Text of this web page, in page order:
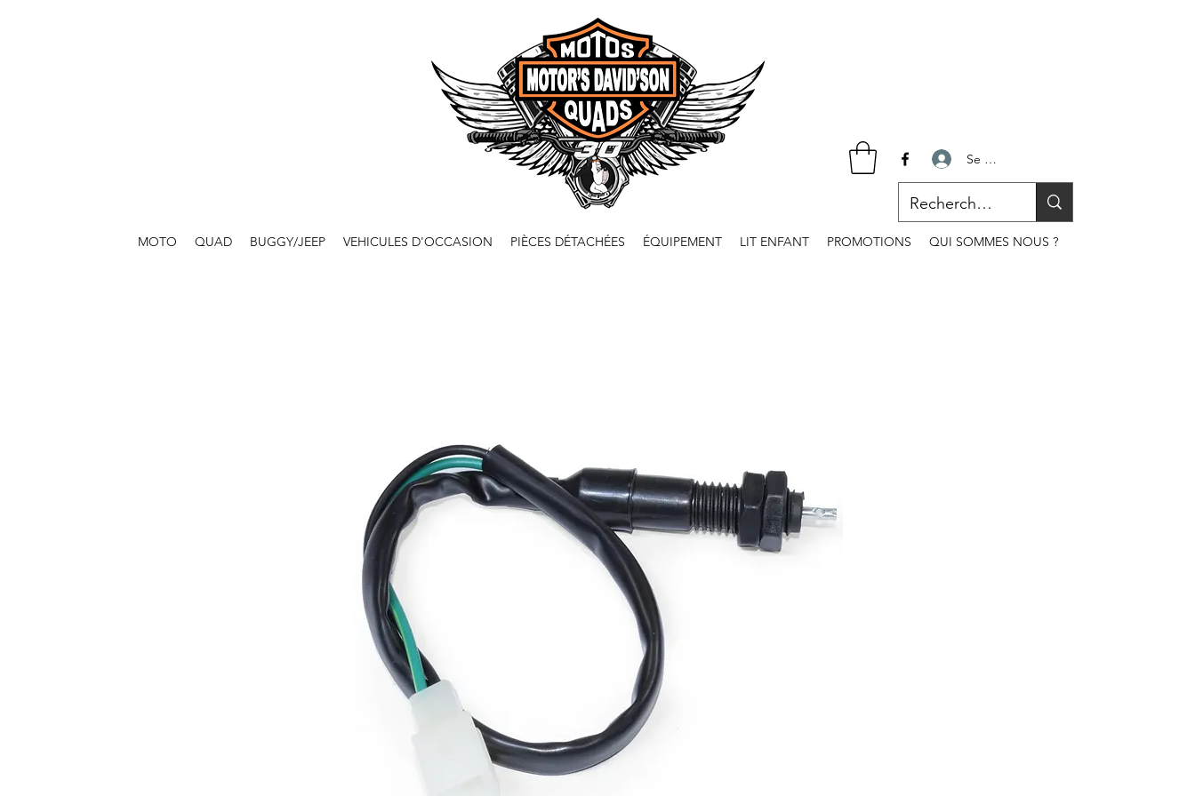
Se connecter
MOTO QUAD BUGGY/JEEP VEHICULES D'OCCASION PIÈCES DÉTACHÉES ÉQUIPEMENT LIT ENFANT PROMOTIONS QUI SOMMES NOUS ?